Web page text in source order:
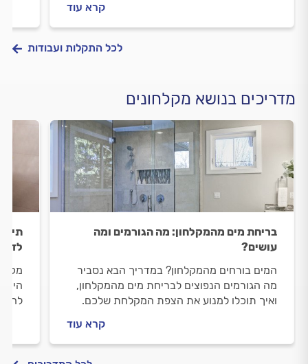
קרא עוד
לכל התקלות ועבודות
מדריכים בנושא מקלחונים
בריחת מים מהמקלחון: מה הגורמים ומה
עושים?
המים בורחים מהמקלחון? במדריך הבא נסביר
מה הגורמים הנפוצים לבריחת מים מהמקלחון,
ואיך תוכלו למנוע את הצפת המקלחת שלכם.
קרא עוד